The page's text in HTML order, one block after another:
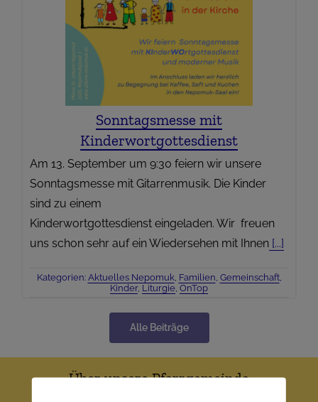
Sonntagsmesse mit
Kinderwortgottesdienst
Am 13. September um 9:30 feiern wir unsere
Sonntagsmesse mit Gitarrenmusik. Die Kinder
sind zu einem
Kinderwortgottesdienst eingeladen. Wir freuen
uns schon sehr auf ein Wiedersehen mit Ihnen [...]
Kategorien: Aktuelles Nepomuk, Familien, Gemeinschaft,
Kinder, Liturgie, OnTop
Alle Beiträge
Über unsere Pfarrgemeinde